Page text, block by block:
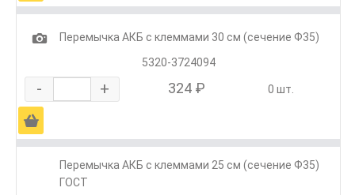
1
Перемычка АКБ с клеммами 30 см (сечение Ф35)
5320-3724094
- + 324 ₽ 0 шт.
Ä
Перемычка АКБ с клеммами 25 см (сечение Ф35)
ГОСТ